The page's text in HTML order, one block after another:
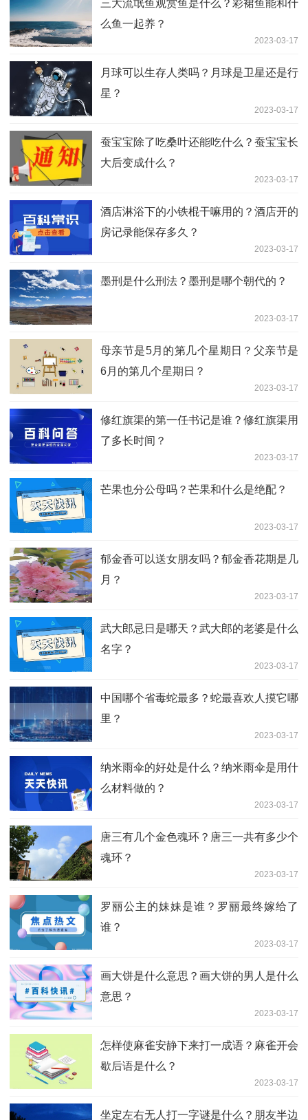
三大流氓鱼观赏鱼是什么？彩裙鱼能和什
么鱼一起养？
2023-03-17
月球可以生存人类吗？月球是卫星还是行
星？
2023-03-17
蚕宝宝除了吃桑叶还能吃什么？蚕宝宝长
大后变成什么？
2023-03-17
酒店淋浴下的小铁棍干嘛用的？酒店开的
房记录能保存多久？
2023-03-17
墨刑是什么刑法？墨刑是哪个朝代的？
2023-03-17
母亲节是5月的第几个星期日？父亲节是
6月的第几个星期日？
2023-03-17
修红旗渠的第一任书记是谁？修红旗渠用
了多长时间？
2023-03-17
芒果也分公母吗？芒果和什么是绝配？
2023-03-17
郁金香可以送女朋友吗？郁金香花期是几
月？
2023-03-17
武大郎忌日是哪天？武大郎的老婆是什么
名字？
2023-03-17
中国哪个省毒蛇最多？蛇最喜欢人摸它哪
里？
2023-03-17
纳米雨伞的好处是什么？纳米雨伞是用什
么材料做的？
2023-03-17
唐三有几个金色魂环？唐三一共有多少个
魂环？
2023-03-17
罗丽公主的妹妹是谁？罗丽最终嫁给了
谁？
2023-03-17
画大饼是什么意思？画大饼的男人是什么
意思？
2023-03-17
怎样使麻雀安静下来打一成语？麻雀开会
歇后语是什么？
2023-03-17
坐定左右无人打一字谜是什么？朋友半边